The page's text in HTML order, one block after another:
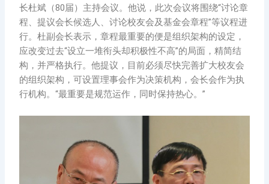
长杜斌（80届）主持会议。他说，此次会议将围绕“讨论章
程、提议会长候选人、讨论校友会及基金会章程”等议程进
行。杜副会长表示，章程最重要的便是组织架构的设定，
应改变过去“设立一堆衔头却积极性不高”的局面，精简结
构，并严格执行。他提议，目前必须尽快完善扩大校友会
的组织架构，可设置理事会作为决策机构，会长会作为执
行机构。“最重要是规范运作，同时保持热心。”